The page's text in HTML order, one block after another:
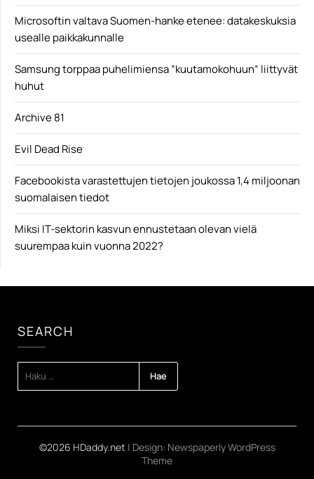
Microsoftin valtava Suomen-hanke etenee: datakeskuksia
usealle paikkakunnalle
Samsung torppaa puhelimiensa ”kuutamokohuun” liittyvät
huhut
Archive 81
Evil Dead Rise
Facebookista varastettujen tietojen joukossa 1,4 miljoonan
suomalaisen tiedot
Miksi IT-sektorin kasvun ennustetaan olevan vielä
suurempaa kuin vuonna 2022?
SEARCH
©2026 HDaddy.net | Design: Newspaperly WordPress
Theme